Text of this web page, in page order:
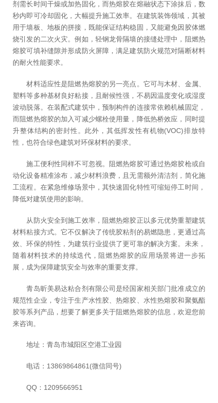
剂需长时间干燥或加热固化，而热熔胶在熔融状态下涂抹后，数
秒内即可冷却固化，大幅提升施工效率。在建筑装饰领域，其被
用于墙板、地板的拼接，既能保证结构稳固，又能避免因胶体燃
烧引发的二次火灾。例如，轻钢龙骨隔墙的接缝处理中，阻燃热
熔胶可填补缝隙并形成防火屏障，满足建筑防火规范对隔断材料
的耐火性能要求。
材料适应性是阻燃热熔胶的另一亮点。它可与木材、金属、
塑料等多种基材良好粘接，且耐候性强，不易因温度变化或湿度
波动脱落。在装配式建筑中，预制构件的连接常依赖机械固定，
而阻燃热熔胶的加入可减少螺栓使用量，降低热桥效应，同时提
升整体结构的密封性。此外，其低挥发性有机物(VOC)排放特
性，也符合绿色建筑对环保材料的要求。
施工便利性同样不可忽视。阻燃热熔胶可通过热熔胶枪或自
动化设备精准涂布，减少材料浪费，且无需额外清洁剂，简化施
工流程。在紧急维修场景中，其快速固化特性可缩短停工时间，
降低对建筑使用的影响。
从防火安全到施工效率，阻燃热熔胶正以多元优势重塑建筑
材料粘接方式。它不仅解决了传统胶粘剂的易燃隐患，更通过高
效、环保的特性，为建筑行业提供了更可靠的解决方案。未来，
随着材料技术的持续迭代，阻燃热熔胶的应用场景将进一步拓
展，成为保障建筑安全与效率的重要支撑。
青岛昕美易达粘合剂有限公司是经国家相关部门批准成立的
规范性企业，专注于生产水性胶、热熔胶、水性热熔胶和聚氨酯
胶等系列产品，想要了解更多关于阻燃热熔胶的信息，欢迎您前
来咨询。
地址：青岛市城阳区空港工业园
电话：13869864861(微信同号)
QQ：1209566951